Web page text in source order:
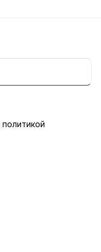
политикой